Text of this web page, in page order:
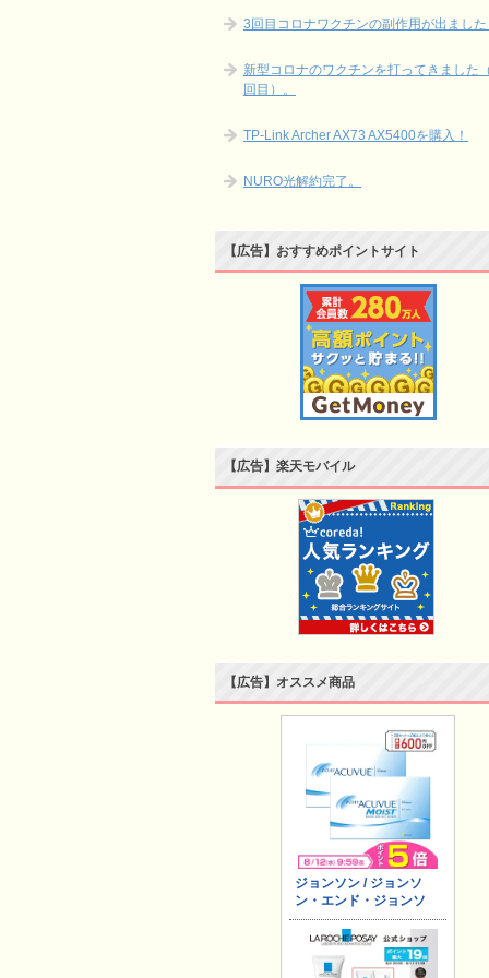
3回目コロナワクチンの副作用が出まし
新型コロナのワクチンを打ってきました
回目）。
TP-Link Archer AX73 AX5400を購入！
NURO光解約完了。
【広告】おすすめポイントサイト
【広告】楽天モバイル
【広告】オススメ商品